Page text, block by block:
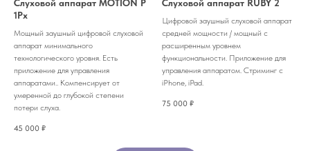
Слуховой аппарат MOTION P
1Px
Мощный заушный цифровой слуховой
аппарат минимального
технологического уровня. Есть
приложение для управления
аппаратами.. Компенсирует от
умеренной до глубокой степени
потери слуха.
45 000 ₽
Слуховой аппарат RUBY 2
Цифровой заушный слуховой аппарат
средней мощности / мощный с
расширенным уровнем
функциональности. Приложение для
управления аппаратом. Стриминг с
iPhone, iPad.
75 000 ₽